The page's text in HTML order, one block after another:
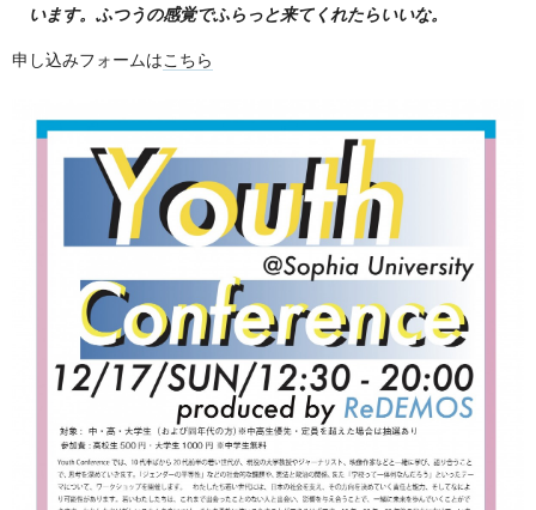
います。ふつうの感覚でふらっと来てくれたらいいな。
申し込みフォームはこちら